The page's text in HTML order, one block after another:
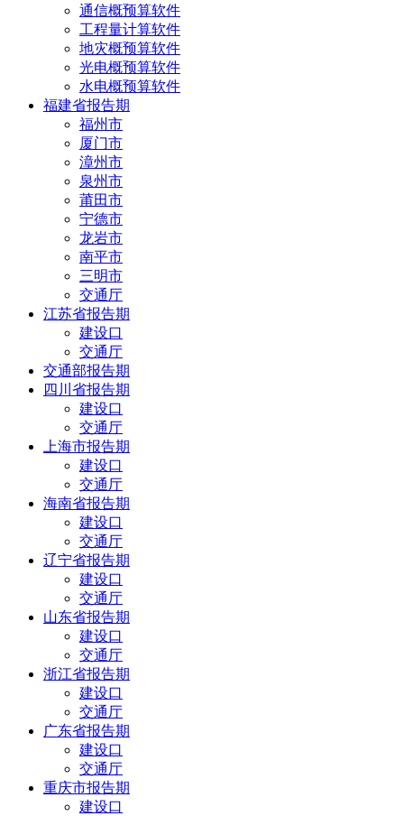
通信概预算软件
工程量计算软件
地灾概预算软件
光电概预算软件
水电概预算软件
福建省报告期
福州市
厦门市
漳州市
泉州市
莆田市
宁德市
龙岩市
南平市
三明市
交通厅
江苏省报告期
建设口
交通厅
交通部报告期
四川省报告期
建设口
交通厅
上海市报告期
建设口
交通厅
海南省报告期
建设口
交通厅
辽宁省报告期
建设口
交通厅
山东省报告期
建设口
交通厅
浙江省报告期
建设口
交通厅
广东省报告期
建设口
交通厅
重庆市报告期
建设口